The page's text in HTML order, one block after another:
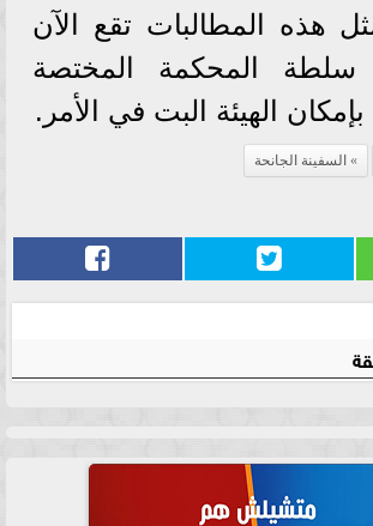
هذه المطالبات تقع الآن
المحكمة المختصة
الهيئة البت في الأمر.
السفينة الجانحة